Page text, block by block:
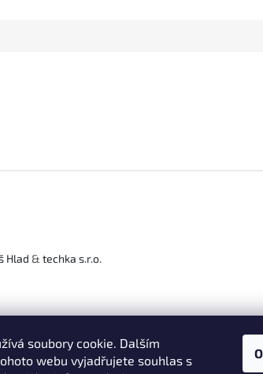
soubory cookie. Dalším
webu vyjadřujete souhlas s
Hlad & techka s.r.o.